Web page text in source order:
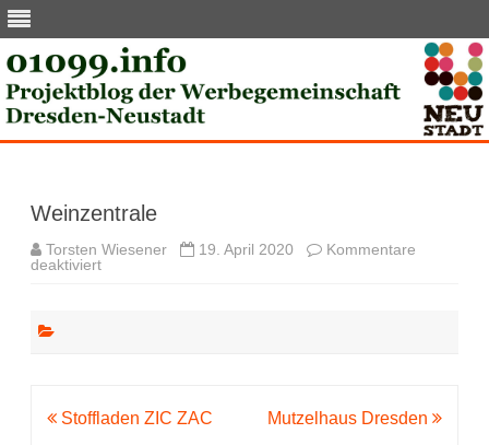
Weinzentrale
Torsten Wiesener 19. April 2020
Kommentare
deaktiviertfür
Beitragsnavigation
Stoffladen ZIC ZAC Mutzelhaus Dresden